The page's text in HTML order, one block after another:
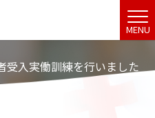
MENU
受入実働訓練を行いました